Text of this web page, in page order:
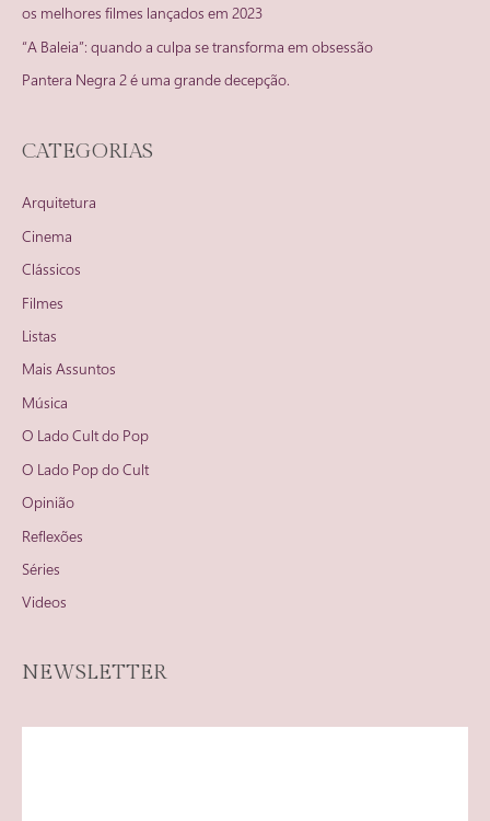
os melhores filmes lançados em 2023
“A Baleia”: quando a culpa se transforma em obsessão
Pantera Negra 2 é uma grande decepção.
CATEGORIAS
Arquitetura
Cinema
Clássicos
Filmes
Listas
Mais Assuntos
Música
O Lado Cult do Pop
O Lado Pop do Cult
Opinião
Reflexões
Séries
Videos
NEWSLETTER